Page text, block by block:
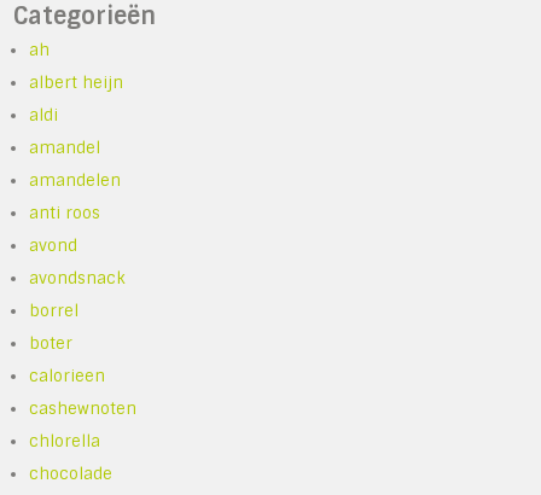
Categorieën
ah
albert heijn
aldi
amandel
amandelen
anti roos
avond
avondsnack
borrel
boter
calorieen
cashewnoten
chlorella
chocolade